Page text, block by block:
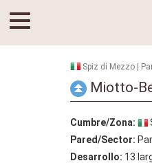
Spiz di Mezzo |
Miotto-
Cumbre/Zona:
Pared/Sector:
Desarrollo: 13